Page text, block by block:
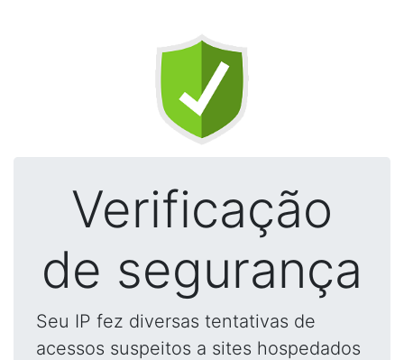
Verificação
de segurança
Seu IP fez diversas tentativas de
acessos suspeitos a sites hospedados